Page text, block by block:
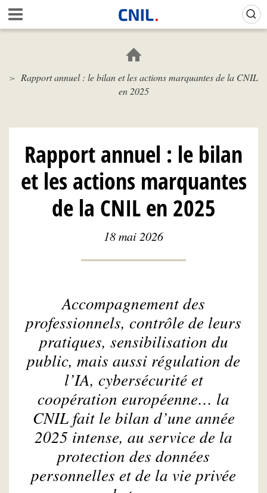
Aller
au
contenu
c
i
N
Rapport annuel : le bilan et les actions marquantes de la CNIL
en 2025
Rapport annuel : le bilan
et les actions marquantes
de la CNIL en 2025
18 mai 2026
Accompagnement des
professionnels, contrôle de leurs
pratiques, sensibilisation du
public, mais aussi régulation de
l’IA, cybersécurité et
coopération européenne… la
CNIL fait le bilan d’une année
2025 intense, au service de la
protection des données
personnelles et de la vie privée
Gestion de vos préférences sur les cookies (témoins de connexion)